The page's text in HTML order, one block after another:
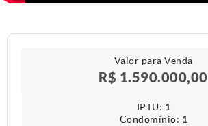
Valor para Venda
R$ 1.590.000,00
IPTU​: 1
Condomínio​: 1